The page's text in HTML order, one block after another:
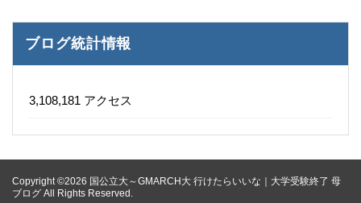
ブログ統計情報
3,108,181 アクセス
Copyright ©2026 国公立大～GMARCH大 行けたらいいな｜大学受験終了 母
ブログ All Rights Reserved.